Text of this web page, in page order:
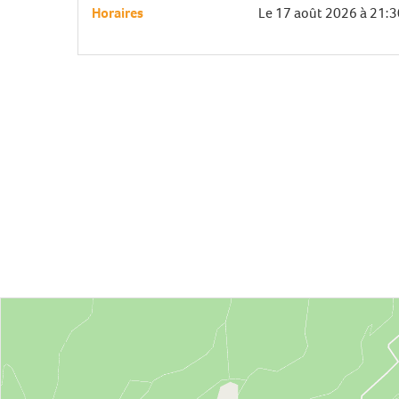
Horaires Le17 août 2026à